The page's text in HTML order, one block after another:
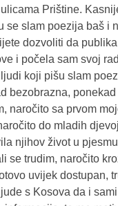
Prištine.
se slam poezija baš i
dozvoliti da
i počela sam svoj
koji pišu slam
bezobrazna,
naročito sa prvom
do mladih
njihov život u
se trudim, naročito
uvijek dostupan,
s Kosova da i